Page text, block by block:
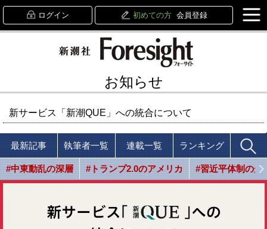
ログイン 初めての方 会員登録
お知らせ
新サービス「新潮QUE」への統合について
最新記事 執筆者一覧 連載一覧 ランキング
#中東動乱の深層 #トランプ2.0のアメリカ #習近平体制の光